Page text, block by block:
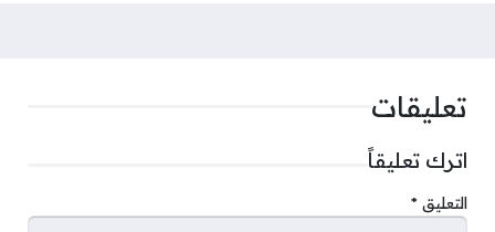
تعليقات
اترك تعليقاً
التعليق *